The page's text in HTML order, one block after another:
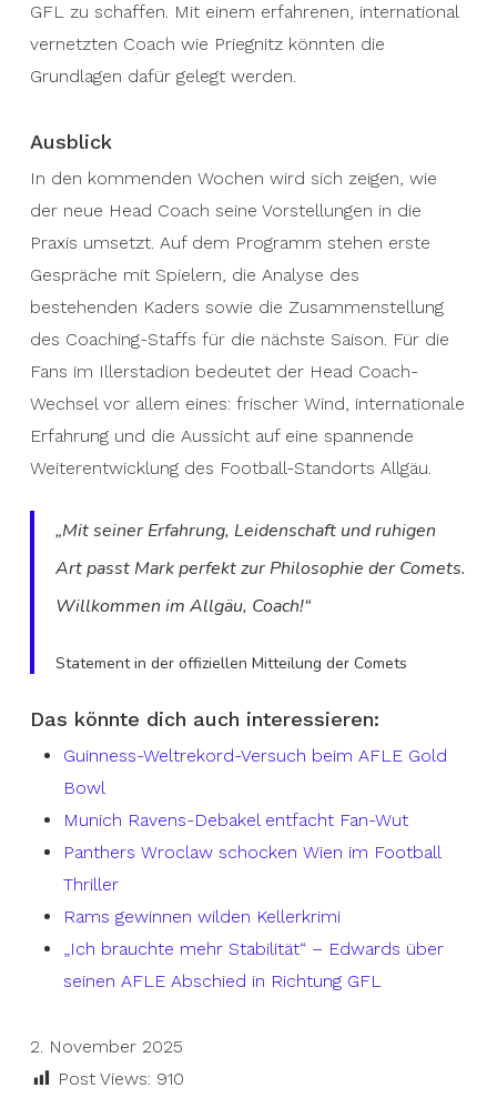
GFL zu schaffen. Mit einem erfahrenen, international
vernetzten Coach wie Priegnitz könnten die
Grundlagen dafür gelegt werden.
Ausblick
In den kommenden Wochen wird sich zeigen, wie
der neue Head Coach seine Vorstellungen in die
Praxis umsetzt. Auf dem Programm stehen erste
Gespräche mit Spielern, die Analyse des
bestehenden Kaders sowie die Zusammenstellung
des Coaching-Staffs für die nächste Saison. Für die
Fans im Illerstadion bedeutet der Head Coach-
Wechsel vor allem eines: frischer Wind, internationale
Erfahrung und die Aussicht auf eine spannende
Weiterentwicklung des Football-Standorts Allgäu.
„Mit seiner Erfahrung, Leidenschaft und ruhigen
Art passt Mark perfekt zur Philosophie der Comets.
Willkommen im Allgäu, Coach!“
Statement in der offiziellen Mitteilung der Comets
Das könnte dich auch interessieren:
Guinness-Weltrekord-Versuch beim AFLE Gold
Bowl
Munich Ravens-Debakel entfacht Fan-Wut
Panthers Wroclaw schocken Wien im Football
Thriller
Rams gewinnen wilden Kellerkrimi
„Ich brauchte mehr Stabilität“ – Edwards über
seinen AFLE Abschied in Richtung GFL
2. November 2025
Post Views: 910